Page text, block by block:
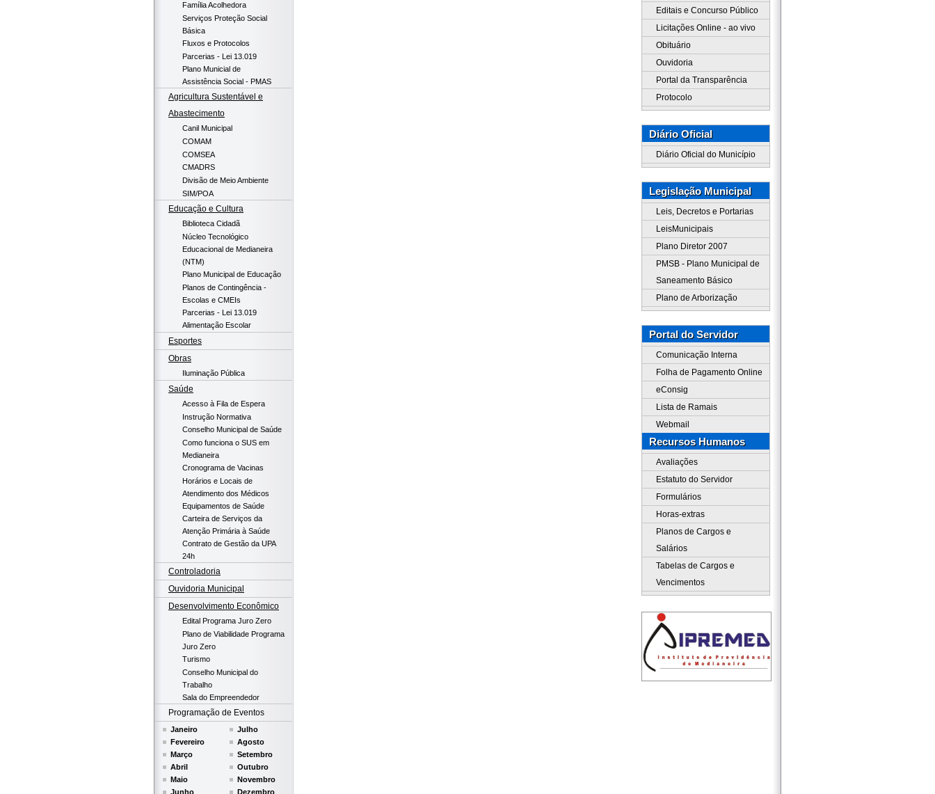
Família Acolhedora
Serviços Proteção Social
Básica
Fluxos e Protocolos
Parcerias - Lei 13.019
Plano Municial de
Assistência Social - PMAS
Agricultura Sustentável e
Abastecimento
Canil Municipal
COMAM
COMSEA
CMADRS
Divisão de Meio Ambiente
SIM/POA
Educação e Cultura
Biblioteca Cidadã
Núcleo Tecnológico
Educacional de Medianeira
(NTM)
Plano Municipal de Educação
Planos de Contingência -
Escolas e CMEIs
Parcerias - Lei 13.019
Alimentação Escolar
Esportes
Obras
Iluminação Pública
Saúde
Acesso à Fila de Espera
Instrução Normativa
Conselho Municipal de Saúde
Como funciona o SUS em
Medianeira
Cronograma de Vacinas
Horários e Locais de
Atendimento dos Médicos
Equipamentos de Saúde
Carteira de Serviços da
Atenção Primária à Saúde
Contrato de Gestão da UPA
24h
Controladoria
Ouvidoria Municipal
Desenvolvimento Econômico
Edital Programa Juro Zero
Plano de Viabilidade Programa
Juro Zero
Turismo
Conselho Municipal do
Trabalho
Sala do Empreendedor
Programação de Eventos
Janeiro
Fevereiro
Março
Abril
Maio
Junho
Julho
Agosto
Setembro
Outubro
Novembro
Dezembro
Editais e Concurso Público
Licitações Online - ao vivo
Obituário
Ouvidoria
Portal da Transparência
Protocolo
Diário Oficial
Diário Oficial do Município
Legislação Municipal
Leis, Decretos e Portarias
LeisMunicipais
Plano Diretor 2007
PMSB - Plano Municipal de
Saneamento Básico
Plano de Arborização
Portal do Servidor
Comunicação Interna
Folha de Pagamento Online
eConsig
Lista de Ramais
Webmail
Recursos Humanos
Avaliações
Estatuto do Servidor
Formulários
Horas-extras
Planos de Cargos e
Salários
Tabelas de Cargos e
Vencimentos